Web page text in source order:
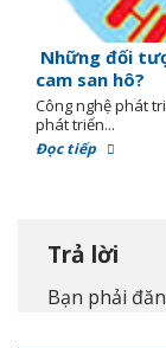
Những đối
cam san hô?
Công nghệ phát
phát triển...
Đọc tiếp
Trả lời
Bạn phải